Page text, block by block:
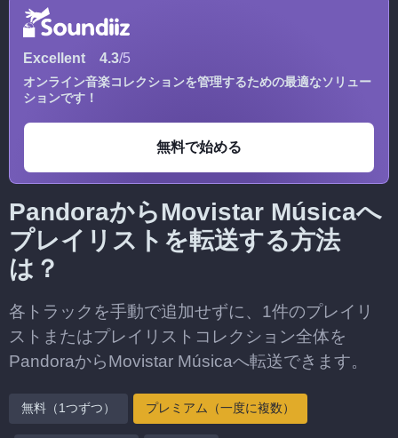
Excellent 4.3/5
オンライン音楽コレクションを管理するための最適なソリュー
ションです！
無料で始める
PandoraからMovistar Músicaへ
プレイリストを転送する方法
は？
各トラックを手動で追加せずに、1件のプレイリ
ストまたはプレイリストコレクション全体を
PandoraからMovistar Músicaへ転送できます。
無料（1つずつ） プレミアム（一度に複数）